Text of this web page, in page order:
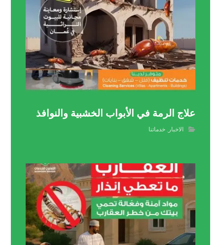
علاج الرمة في الأبواب الخشبية والنوافذ
الاخبار ,خدماتنا